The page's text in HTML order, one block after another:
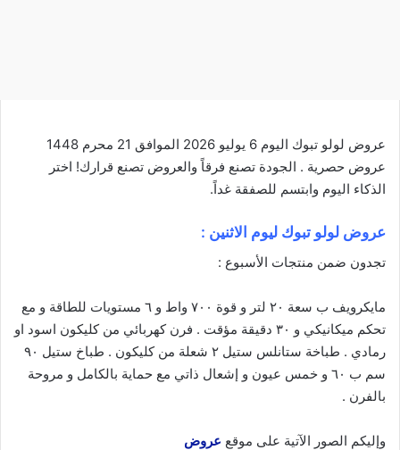
عروض لولو تبوك اليوم 6 يوليو 2026 الموافق 21 محرم 1448
عروض حصرية . الجودة تصنع فرقاً والعروض تصنع قرارك! اختر
الذكاء اليوم وابتسم للصفقة غداً.
عروض لولو تبوك ليوم الاثنين :
تجدون ضمن منتجات الأسبوع :
مايكرويف ب سعة ٢٠ لتر و قوة ٧٠٠ واط و ٦ مستويات للطاقة و مع
تحكم ميكانيكي و ٣٠ دقيقة مؤقت . فرن كهربائي من كليكون اسود او
رمادي . طباخة ستانلس ستيل ٢ شعلة من كليكون . طباخ ستيل ٩٠
سم ب ٦٠ و خمس عيون و إشعال ذاتي مع حماية بالكامل و مروحة
بالفرن .
وإليكم الصور الآتية على موقع عروض